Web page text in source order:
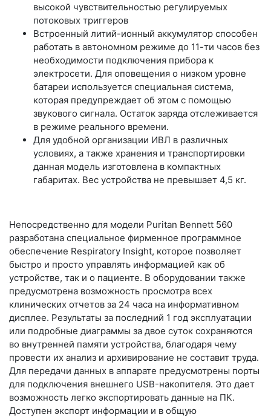
высокой чувствительностью регулируемых
потоковых триггеров
Встроенный литий-ионный аккумулятор способен
работать в автономном режиме до 11-ти часов без
необходимости подключения прибора к
электросети. Для оповещения о низком уровне
батареи используется специальная система,
которая предупреждает об этом с помощью
звукового сигнала. Остаток заряда отслеживается
в режиме реального времени.
Для удобной организации ИВЛ в различных
условиях, а также хранения и транспортировки
данная модель изготовлена в компактных
габаритах. Вес устройства не превышает 4,5 кг.
Непосредственно для модели Puritan Bennett 560
разработана специальное фирменное программное
обеспечение Respiratory Insight, которое позволяет
быстро и просто управлять информацией как об
устройстве, так и о пациенте. В оборудовании также
предусмотрена возможность просмотра всех
клинических отчетов за 24 часа на информативном
дисплее. Результаты за последний 1 год эксплуатации
или подробные диаграммы за двое суток сохраняются
во внутренней памяти устройства, благодаря чему
провести их анализ и архивирование не составит труда.
Для передачи данных в аппарате предусмотрены порты
для подключения внешнего USB-накопителя. Это дает
возможность легко экспортировать данные на ПК.
Доступен экспорт информации и в общую